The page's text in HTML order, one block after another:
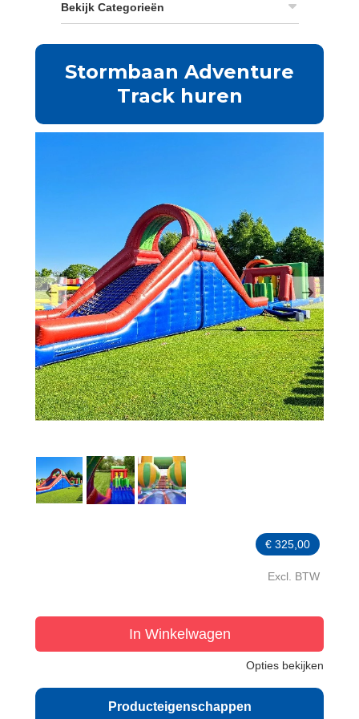
Bekijk Categorieën
Stormbaan Adventure
Track huren
Previous Next
€ 325,00
Excl. BTW
In Winkelwagen
Opties bekijken
Producteigenschappen